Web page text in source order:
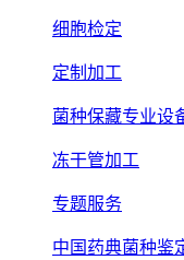
细胞检定
定制加工
菌种保藏专业设
冻干管加工
专题服务
中国药典菌种鉴